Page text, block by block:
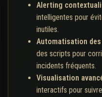
Alerting
intelligentes pour
inutiles.
Automatisation
des scripts pour
incidents fréquents.
Visualisation
interactifs pour